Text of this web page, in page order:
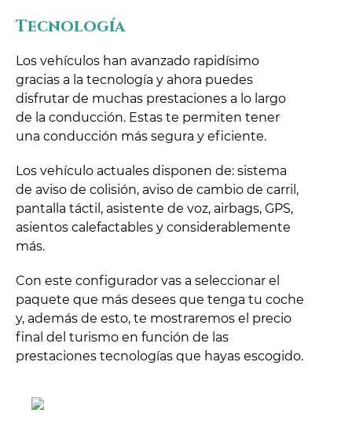
Tecnología
Los vehículos han avanzado rapidísimo
gracias a la tecnología y ahora puedes
disfrutar de muchas prestaciones a lo largo
de la conducción. Estas te permiten tener
una conducción más segura y eficiente.
Los vehículo actuales disponen de: sistema
de aviso de colisión, aviso de cambio de carril,
pantalla táctil, asistente de voz, airbags, GPS,
asientos calefactables y considerablemente
más.
Con este configurador vas a seleccionar el
paquete que más desees que tenga tu coche
y, además de esto, te mostraremos el precio
final del turismo en función de las
prestaciones tecnologías que hayas escogido.